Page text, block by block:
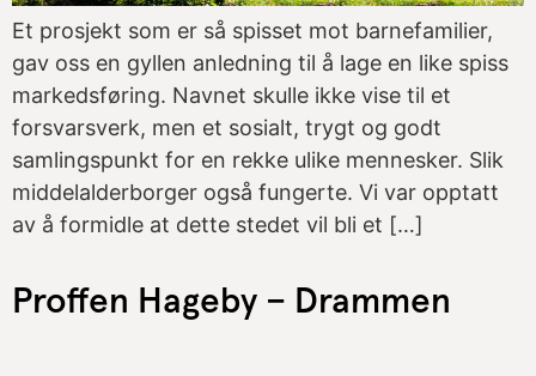
Et prosjekt som er så spisset mot barnefamilier,
gav oss en gyllen anledning til å lage en like spiss
markedsføring. Navnet skulle ikke vise til et
forsvarsverk, men et sosialt, trygt og godt
samlingspunkt for en rekke ulike mennesker. Slik
middelalderborger også fungerte. Vi var opptatt
av å formidle at dette stedet vil bli et […]
Proffen Hageby – Drammen